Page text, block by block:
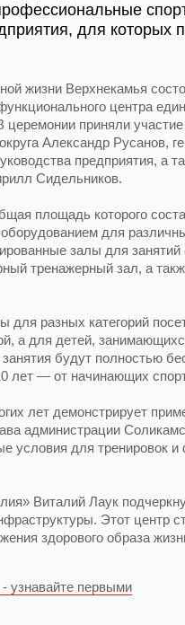
для которых
жизни Верхнекамья
центра
приняли
Александр Русанов,
предприятия, а
Сидельников.
площадь которого
для
залы для
тренажерный зал, а
разных категорий
а для детей,
будут полностью
лет — от начинающих
лет демонстрирует
администрации
условия для тренировок
Виталий Лаук
Этот центр
здорового образа
узнавайте первыми